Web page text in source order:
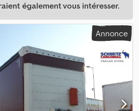
également vous intéresser.
Annonce